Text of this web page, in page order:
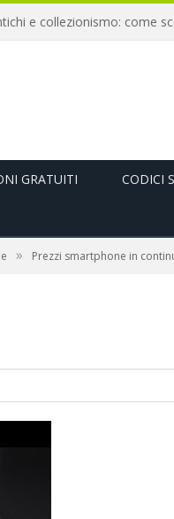
GRATUITI CODICI
» Prezzi smartphone in